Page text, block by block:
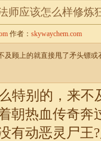
师应该怎么样修炼
作者： skywaychem.com
及顾上的就直接甩了矛头镖
特别的，来不
朝热血传奇奔
有动恶灵尸王